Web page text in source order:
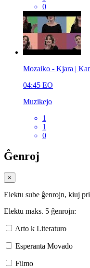
0
Mozaiko - Kjara |
04:45 EO
Muzikejo
1
1
0
Ĝenroj
×
Elektu sube ĝenrojn, kiuj
Elektu maks. 5 ĝenrojn:
Arto k Literaturo
Esperanta Movado
Filmo